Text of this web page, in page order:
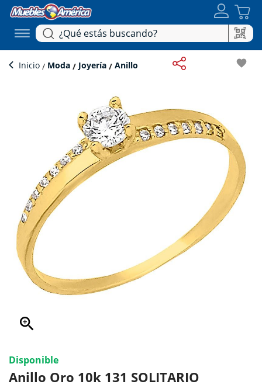
Inicio Moda Joyería Anillo favorite
zoom_in
Disponible
Anillo Oro 10k 131 SOLITARIO